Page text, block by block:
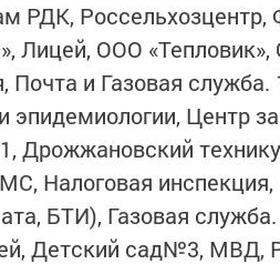
РДК, Россельхозцентр,
Лицей, ООО
Почта и Газовая
эпидемиологии, Центр
Дрожжановский
Налоговая
БТИ), Газовая
Детский сад№3, МВД,